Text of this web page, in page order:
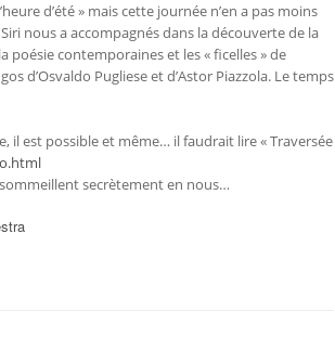
d’été » mais cette journée n’en a pas moins
nous a accompagnés dans la découverte de la
contemporaines et les « ficelles » de
d’Osvaldo Puglieseet d’Astor Piazzola. Le temps
il est possible et même… il faudrait lire « Traversée
secrètement en nous…